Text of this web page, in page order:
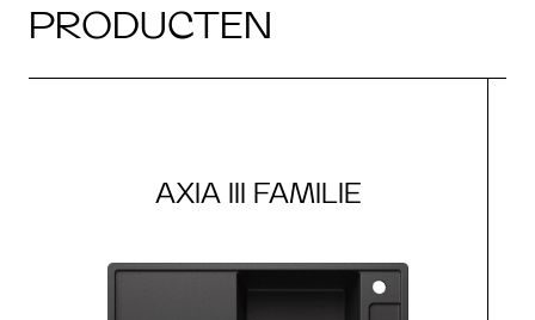
PRODUCTEN
AXIA III FAMILIE